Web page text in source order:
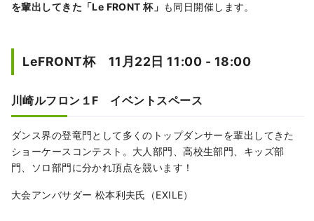
社のお祭り。男根をかたどった神輿がかつぎ
を輩出してきた「Le FRONT 杯」 も同日開催します。
LeFRONT杯 11月22日 11:00 - 18:00
川崎ルフロン１F イベントスペース
ダンス界の登竜門として多くのトップダンサーを輩出してきた
ショーケースコンテスト。大人部門、高校生部門、キッズ部
門、ソロ部門に分かれ頂点を競います！
大会アンバサダー 松本利夫氏（EXILE）